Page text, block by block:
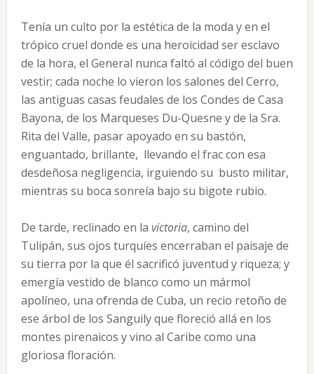
Tenía un culto por la estética de la moda y en el
trópico cruel donde es una heroicidad ser esclavo
de la hora, el General nunca faltó al código del buen
ves­tir; cada noche lo vieron los salones del Cerro,
las an­tiguas casas feudales de los Condes de Casa
Bayona, de los Marqueses Du-Quesne y de la Sra.
Rita del Va­lle, pasar apoyado en su bastón,
enguantado, brillante, llevando el frac con esa
desdeñosa negligencia, irguien­do su busto militar,
mientras su boca sonreía bajo su bigote rubio.
De tarde, reclinado en la victoria, camino del
Tulipán, sus ojos turquíes encerraban el paisaje de
su tie­rra por la que él sacrificó juventud y riqueza; y
emer­gía vestido de blanco como un mármol
apolíneo, una ofrenda de Cuba, un recio retoño de
ese árbol de los Sanguily que floreció allá en los
montes pirenaicos y vino al Caribe como una
gloriosa floración.